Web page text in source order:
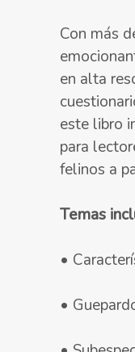
Con más
en alta
este libro
para
felinos a
Temas
•
•